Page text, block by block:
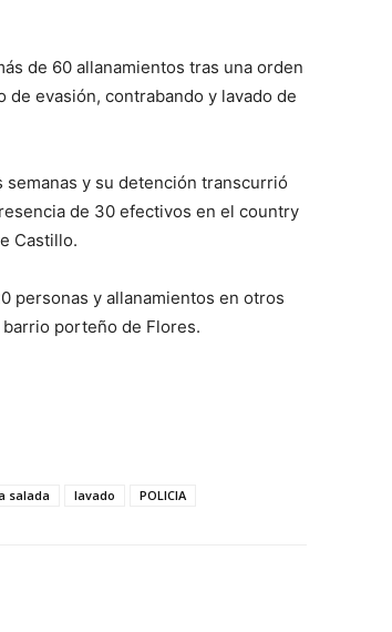
de 60 allanamientos tras una orden
de evasión, contrabando y lavado de
semanas y su detención transcurrió
de 30 efectivos en el country
Castillo.
personas y allanamientos en otros
porteño de Flores.
salada lavado POLICIA